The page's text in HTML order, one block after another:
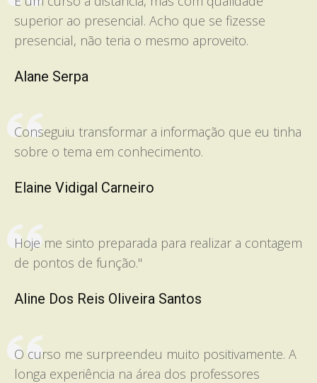
superior ao presencial. Acho que se fizesse
presencial, não teria o mesmo aproveito.
Alane Serpa
Conseguiu transformar a informação que eu tinha
sobre o tema em conhecimento.
Elaine Vidigal Carneiro
Hoje me sinto preparada para realizar a contagem
de pontos de função."
Aline Dos Reis Oliveira Santos
O curso me surpreendeu muito positivamente. A
longa experiência na área dos professores